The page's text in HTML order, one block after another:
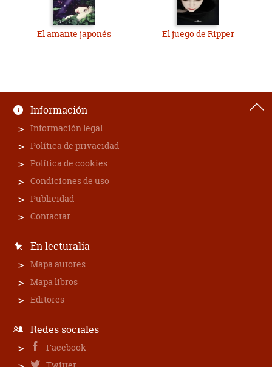
El amante japonés El juego de Ripper
Información
Información legal
Política de privacidad
Política de cookies
Condiciones de uso
Publicidad
Contactar
En lecturalia
Mapa autores
Mapa libros
Editores
Redes sociales
Facebook